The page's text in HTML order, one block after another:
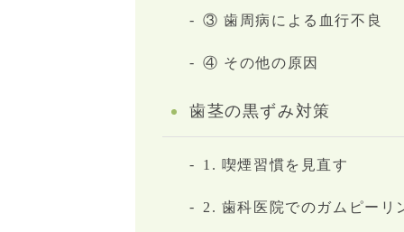
③ 歯周病による血行不良
④ その他の原因
歯茎の黒ずみ対策
1. 喫煙習慣を見直す
2. 歯科医院でのガムピーリ